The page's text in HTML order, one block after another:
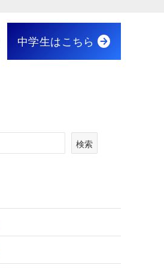
中学生はこちら
検索